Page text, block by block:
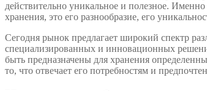
действительно уникальное и полезное.
хранения, это его разнообразие, его
Сегодня рынок предлагает широкий спектр
специализированных и инновационных
быть предназначены для хранения
то, что отвечает его потребностям и